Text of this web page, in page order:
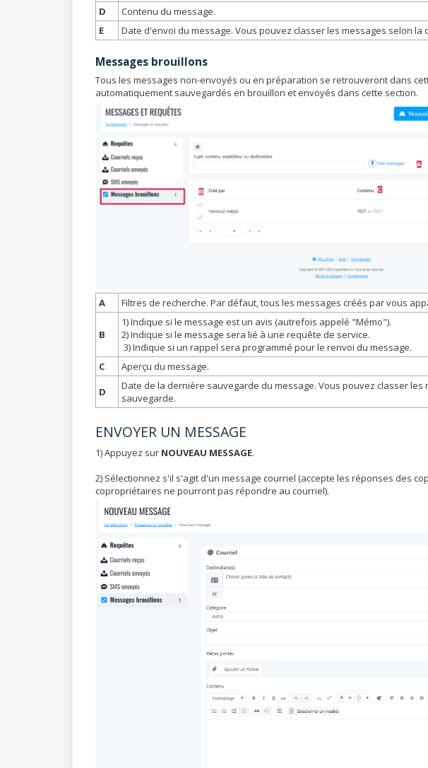
D
Contenu du message.
E
Date d'envoi du message. Vous pouvez classer les messages selon la
Messages brouillons
Tous les messages non-envoyés ou en préparation se retrouveront dans
automatiquement sauvegardés en brouillon et envoyés dans cette section.
A Filtres de recherche. Par défaut, tous les messages créés par vous
B
1) Indique si le message est un avis (autrefois appelé "Mémo").
2) Indique si le message sera lié à une requête de service.
3) Indique si un rappel sera programmé pour le renvoi du message.
C
Aperçu du message.
D
Date de la dernière sauvegarde du message. Vous pouvez classer
sauvegarde.
ENVOYER UN MESSAGE
1) Appuyez sur NOUVEAU MESSAGE.
2) Sélectionnez s'il s'agit d'un message courriel (accepte les réponses des
copropriétaires ne pourront pas répondre au courriel).